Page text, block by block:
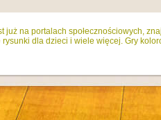
już na portalach społecznościowych,
rysunki dla dzieci i wiele więcej. Gry